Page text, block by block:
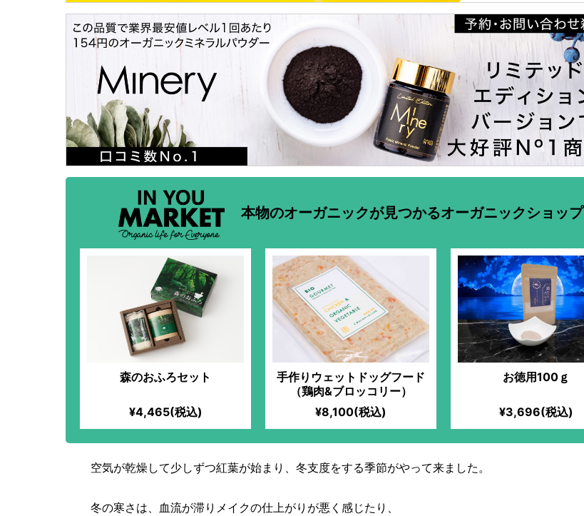
本物のオーガニックが見つかるオーガニックショップ
森のおふろセット
¥4,465(税込)
手作りウェットドッグフード
（鶏肉&ブロッコリー）
¥8,100(税込)
お徳用100ｇ
¥3,696(税込)
空気が乾燥して少しずつ紅葉が始まり、冬支度をする季節がやって来ました。
冬の寒さは、血流が滞りメイクの仕上がりが悪く感じたり、